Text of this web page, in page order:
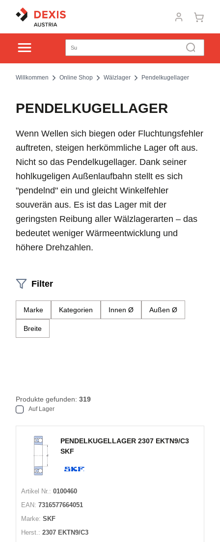
Willkommen Online Shop Wälzlager Pendelkugellager
PENDELKUGELLAGER
Wenn Wellen sich biegen oder Fluchtungsfehler
auftreten, steigen herkömmliche Lager oft aus.
Nicht so das Pendelkugellager. Dank seiner
hohlkugeligen Außenlaufbahn stellt es sich
"pendelnd" ein und gleicht Winkelfehler
souverän aus. Es ist das Lager mit der
geringsten Reibung aller Wälzlagerarten – das
bedeutet weniger Wärmeentwicklung und
höhere Drehzahlen.
Filter
Marke Kategorien Innen Ø Außen Ø
Breite
Produkte gefunden: 319
Auf Lager
PENDELKUGELLAGER 2307 EKTN9/C3
SKF
Artikel Nr.: 0100460
EAN: 7316577664051
Marke: SKF
Herst.: 2307 EKTN9/C3